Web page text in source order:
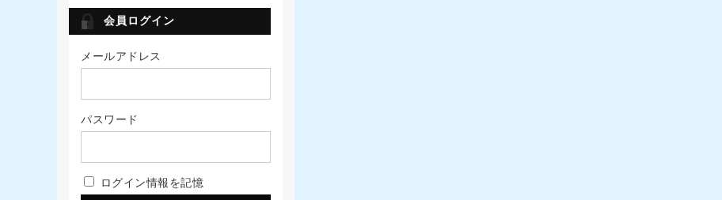
会員ログイン
メールアドレス
パスワード
ログイン情報を記憶